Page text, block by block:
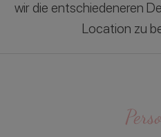
wir die entschiedeneren
Location zu